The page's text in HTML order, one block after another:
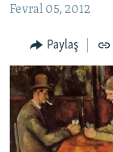
QANUNI DOĞRU
ARAŞDIRMA
MULTIMEDIA
VIDEO
FOTOQALEREYA
RADIO ARXIV
OXU ZALI
HAQQIMIZDA
Fevral 05, 2012
Paylaş